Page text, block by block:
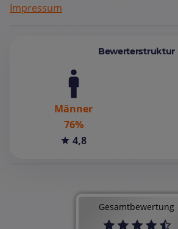
Impressum
Bewerterstruktur
Männer
76%
4,8
Gesamtbewertung